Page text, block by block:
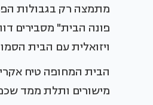
מתמצה רק בגבולות
פונה הבית" מסבירים
ויזואלית עם הבית
הבית המחופה טיח
מישורים ותלת ממד